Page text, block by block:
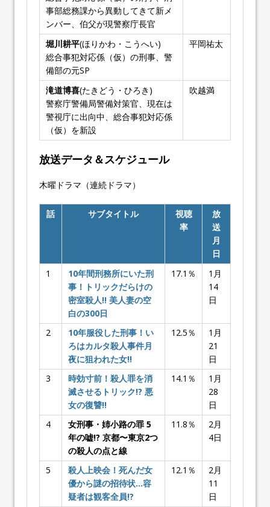
事部総務課から異動してきて新メ
ンバー、伯父が現警察庁長官
堀川耕平(ほりかわ・こうへい)
総合事犯対応係（仮）の刑事、警
備部の元SP
平岡祐太
滝道博喜(たきどう・ひろき)
警察庁警備局警備対策官、現在は
警視庁に出向中、総合事犯対応係
（仮）を新設
吹越満
放送データ＆スケジュール
木曜ドラマ（連続ドラマ）
話 サブタイトル
視聴
率
放
送
月
日
1
10年間刑務所にいた刑
事！トリックだらけの
密室殺人!! 美人妻の空
白の300日
17.1％
1月
14
日
2
10年服役した刑事！い
ろはカルタ殺人事件月
夜に狙われた女!!
12.5％
1月
21
日
3
時効寸前！殺人罪を消
滅させるトリック!? 悪
女の復讐!!
14.1％
1月
28
日
4
女刑事・姉小路の罪 5
年の嘘!? 京都〜東京2つ
の殺人の点と線
11.8％
2月
4日
5
殺人上映会！死んだ女
優から謎の招待状…容
疑者は観客全員!?
12.1％
2月
11
日